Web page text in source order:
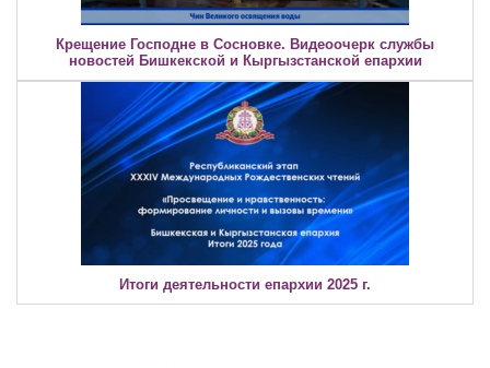
Крещение Господне в Сосновке. Видеоочерк службы
новостей Бишкекской и Кыргызстанской епархии
Итоги деятельности епархии 2025 г.